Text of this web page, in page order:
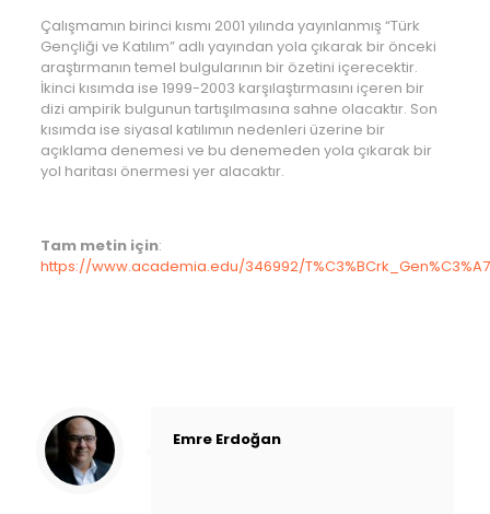
Çalışmamın birinci kısmı 2001 yılında yayınlanmış “Türk
Gençliği ve Katılım” adlı yayından yola çıkarak bir önceki
araştırmanın temel bulgularının bir özetini içerecektir.
İkinci kısımda ise 1999-2003 karşılaştırmasını içeren bir
dizi ampirik bulgunun tartışılmasına sahne olacaktır. Son
kısımda ise siyasal katılımın nedenleri üzerine bir
açıklama denemesi ve bu denemeden yola çıkarak bir
yol haritası önermesi yer alacaktır.
Tam metin için:
https://www.academia.edu/346992/
Emre Erdoğan